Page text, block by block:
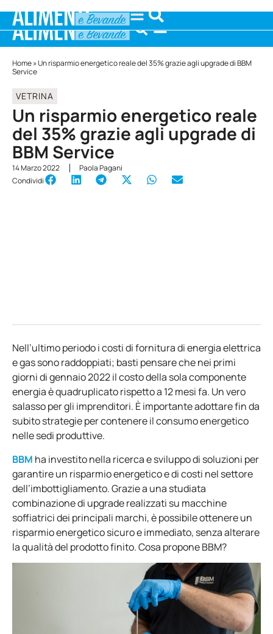
Home»Un risparmio energetico reale del 35% grazie agli upgrade di BBM
Service
VETRINA
Un risparmio energetico reale
del 35% grazie agli upgrade di
BBM Service
14 Marzo 2022
Paola Pagani
Condividi
Nell’ultimo periodo i costi di fornitura di energia elettrica
e gas sono raddoppiati; basti pensare che nei primi
giorni di gennaio 2022 il costo della sola componente
energia è quadruplicato rispetto a 12 mesi fa. Un vero
salasso per gli imprenditori. È importante adottare fin da
subito strategie per contenere il consumo energetico
nelle sedi produttive.
BBM ha investito nella ricerca e sviluppo di soluzioni per
garantire un risparmio energetico e di costi nel settore
dell’imbottigliamento. Grazie a una studiata
combinazione di upgrade realizzati su macchine
soffiatrici dei principali marchi, è possibile ottenere un
risparmio energetico sicuro e immediato, senza alterare
la qualità del prodotto finito. Cosa propone BBM?